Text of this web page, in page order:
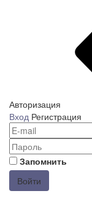
Авторизация
Вход Регистрация
Запомнить
Войти